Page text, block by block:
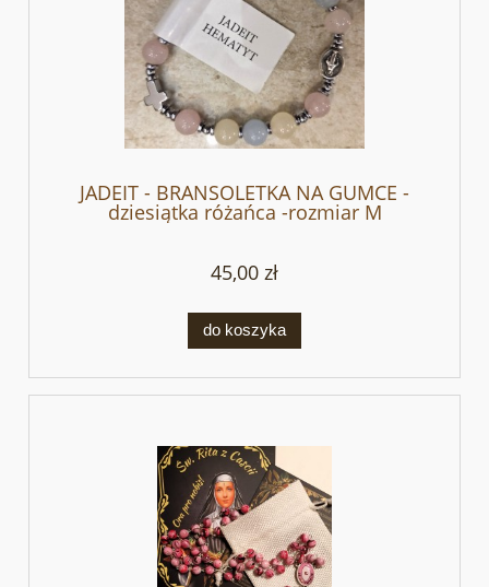
JADEIT - BRANSOLETKA NA GUMCE -
dziesiątka różańca -rozmiar M
45,00 zł
do koszyka